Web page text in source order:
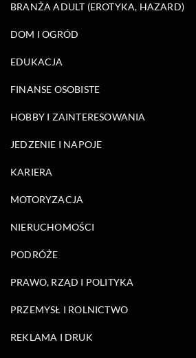
BRANŻA ADULT (EROTYKA, HAZARD)
DOM I OGRÓD
EDUKACJA
FINANSE OSOBISTE
HOBBY I ZAINTERESOWANIA
JEDZENIE I NAPOJE
KARIERA
MOTORYZACJA
NIERUCHOMOŚCI
PODRÓŻE
PRAWO, RZĄD I POLITYKA
PRZEMYSŁ I ROLNICTWO
REKLAMA I DRUK